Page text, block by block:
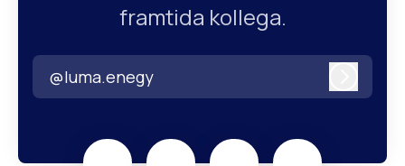
framtida kollega.
@luma.enegy